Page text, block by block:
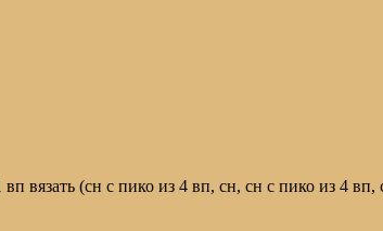
вязать (сн с пико из 4 вп, сн, сн с пико из 4